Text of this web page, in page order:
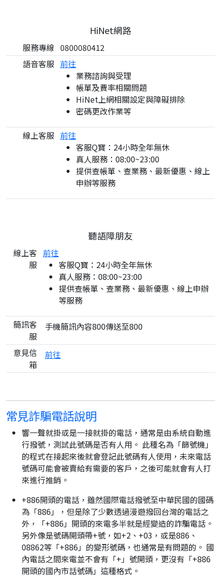
HiNet網路
服務專線 0800080412
語音客服 前往
業務諮詢與受理
帳單及費率相關問題
HiNet上網相關設定與障礙排除
密碼更改作業等
線上客服 前往
客服Q寶：24小時全年無休
真人服務：08:00~23:00
提供查帳單、查業務、最新優惠、線上
申辦等服務
聽語障朋友
線上客
服
前往
客服Q寶：24小時全年無休
真人服務：08:00~23:00
提供查帳單、查業務、最新優惠、線上申辦
等服務
簡訊客
服
手機簡訊內容800傳送至800
意見信
箱
前往
常見詐騙電話說明
響一聲就掛或是一接就掛的電話，通常是由系統自動進
行撥號，測試此號碼是否有人用。 此種名為「篩號機」
的程式在接起來後就會登記此號碼有人使用，未來電話
號碼可能會被賣給有需要的客戶，之後可能就會有人打
來進行推銷。
+886開頭的電話，雖然國際電話撥號至中華民國的國碼
為「886」，但是除了少數透過漫遊撥回台灣的電話之
外，「+886」開頭的來電多半就是經變造的詐騙電話。
另外像是號碼開頭帶+號，如+2、+03，或是886、
08862等「+886」的變形號碼，也通常是有問題的。 國
內電話之間來電並不會有「+」號開頭，更沒有「+886
開頭的國內市話號碼」這種格式。